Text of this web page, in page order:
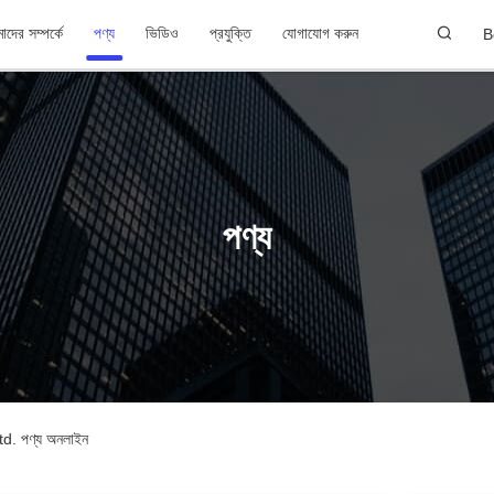
সম্পর্কে পণ্য ভিডিও প্রযুক্তি যোগাযোগ করুন
পণ্য
পণ্য অনলাইন